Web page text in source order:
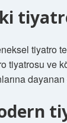
tiyatro
tiyatrosu ve